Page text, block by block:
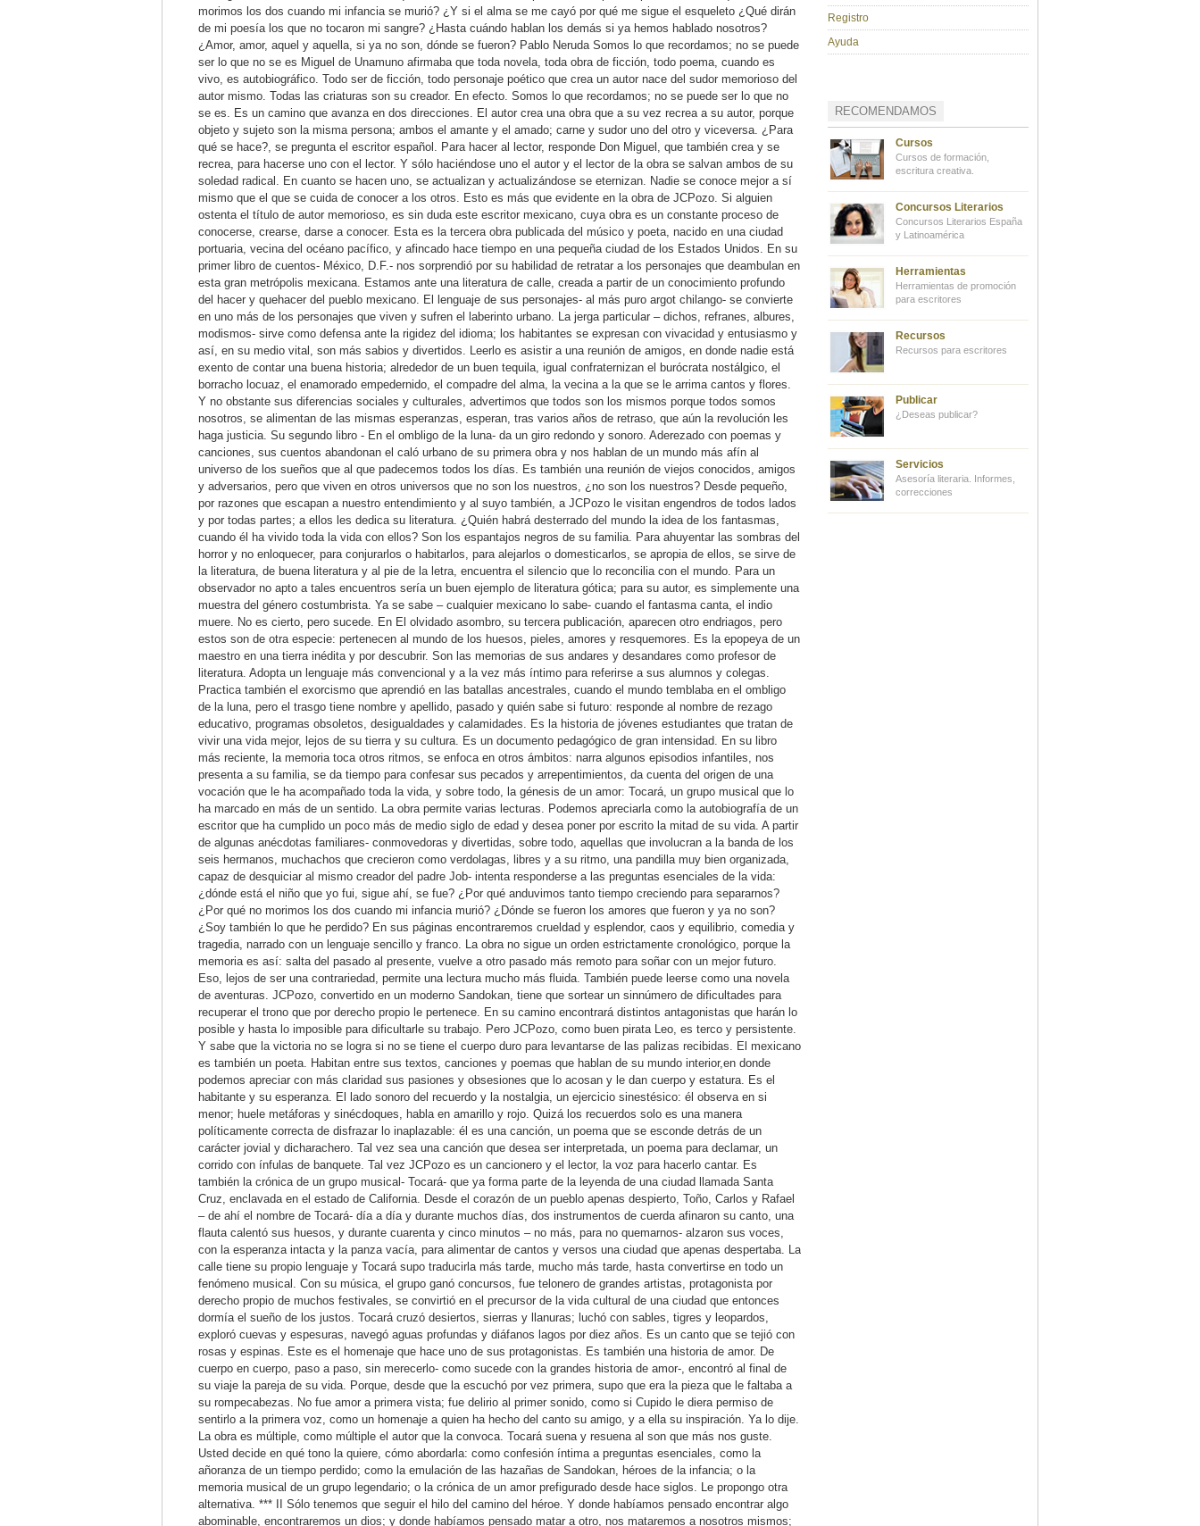
Registro
Ayuda
RECOMENDAMOS
Cursos
Cursos de formación,
escritura creativa.
Concursos Literarios
Concursos Literarios España
y Latinoamérica
Herramientas
Herramientas de promoción
para escritores
Recursos
Recursos para escritores
Publicar
¿Deseas publicar?
Servicios
Asesoría literaria. Informes,
correcciones